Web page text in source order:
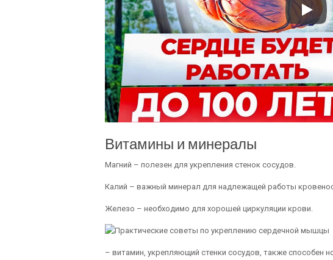
Витамины и минералы
Магний – полезен для укрепления стенок сосудов.
Калий – важный минерал для надлежащей работы
Железо – необходимо для хорошей циркуляции крови.
– витамин, укрепляющий стенки сосудов, также способен